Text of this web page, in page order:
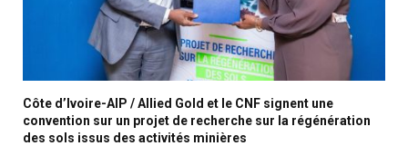
Côte d’Ivoire-AIP / Allied Gold et le CNF signent une
convention sur un projet de recherche sur la régénération
des sols issus des activités minières